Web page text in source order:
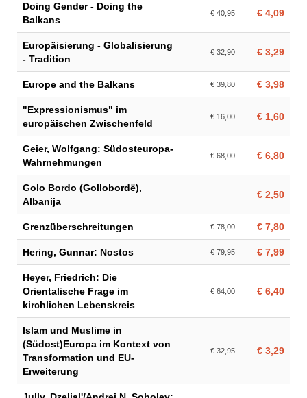
Doing Gender - Doing the
Balkans
€ 40,95 € 4,09
Europäisierung - Globalisierung
- Tradition
€ 32,90 € 3,29
Europe and the Balkans € 39,80 € 3,98
"Expressionismus" im
europäischen Zwischenfeld
€ 16,00 € 1,60
Geier, Wolfgang: Südosteuropa-
Wahrnehmungen
€ 68,00 € 6,80
Golo Bordo (Gollobordë),
Albanija
€ 2,50
Grenzüberschreitungen € 78,00 € 7,80
Hering, Gunnar: Nostos € 79,95 € 7,99
Heyer, Friedrich: Die
Orientalische Frage im
kirchlichen Lebenskreis
€ 64,00 € 6,40
Islam und Muslime in
(Südost)Europa im Kontext von
Transformation und EU-
Erweiterung
€ 32,95 € 3,29